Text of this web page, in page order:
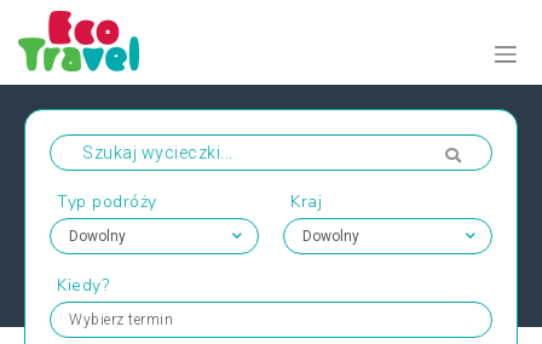
Typ podróży Kraj
Kiedy?
Wybierz termin